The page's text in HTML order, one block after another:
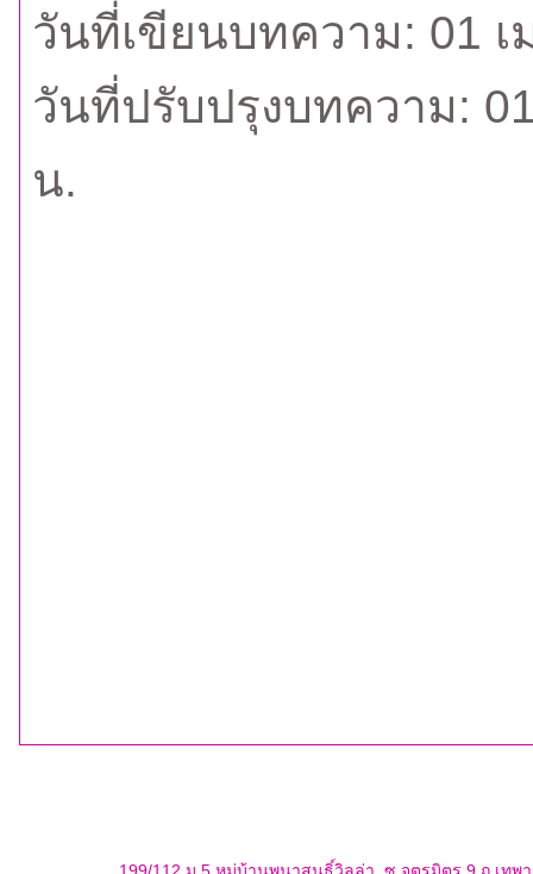
วันที่เขียนบทความ: 01 เ
วันที่ปรับปรุงบทความ:
น.